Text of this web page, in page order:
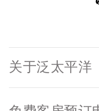
关于泛太平洋